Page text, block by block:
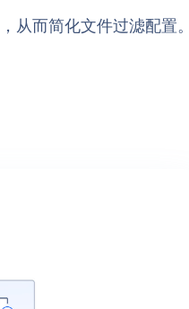
从而简化文件过滤配置。